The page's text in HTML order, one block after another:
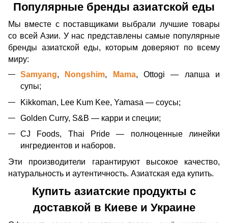
Популярные бренды азиатской еды
Мы вместе с поставщиками выбрали лучшие товары
со всей Азии. У нас представлены самые популярные
бренды азиатской еды, которым доверяют по всему
миру:
Samyang, Nongshim, Mama, Ottogi — лапша и
супы;
Kikkoman, Lee Kum Kee, Yamasa — соусы;
Golden Curry, S&B — карри и специи;
CJ Foods, Thai Pride — полноценные линейки
ингредиентов и наборов.
Эти производители гарантируют высокое качество,
натуральность и аутентичность. Азиатская еда купить.
Купить азиатские продукты с
доставкой в Киеве и Украине